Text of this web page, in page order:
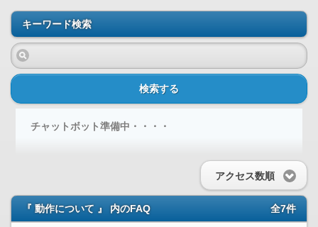
キーワード検索
検索する
チャットボット準備中・・・・
アクセス数順
『 動作について 』 内のFAQ 全7件